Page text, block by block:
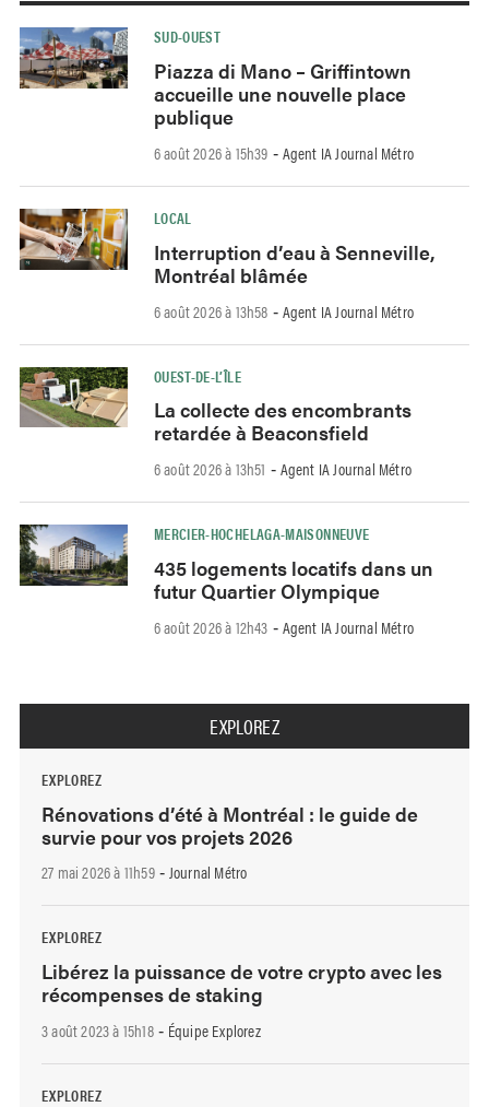
SUD-OUEST
Piazza di Mano – Griffintown
accueille une nouvelle place
publique
6 août 2026 à 15h39 - Agent IA Journal Métro
LOCAL
Interruption d’eau à Senneville,
Montréal blâmée
6 août 2026 à 13h58 - Agent IA Journal Métro
OUEST-DE-L’ÎLE
La collecte des encombrants
retardée à Beaconsfield
6 août 2026 à 13h51 - Agent IA Journal Métro
MERCIER-HOCHELAGA-MAISONNEUVE
435 logements locatifs dans un
futur Quartier Olympique
6 août 2026 à 12h43 - Agent IA Journal Métro
EXPLOREZ
EXPLOREZ
Rénovations d’été à Montréal : le guide de
survie pour vos projets 2026
27 mai 2026 à 11h59- Journal Métro
EXPLOREZ
Libérez la puissance de votre crypto avec les
récompenses de staking
3 août 2023 à 15h18- Équipe Explorez
EXPLOREZ